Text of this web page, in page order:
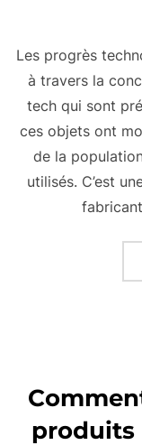
Les progrès
à travers la
tech qui sont
ces objets ont
de la
utilisés. C’est
produits